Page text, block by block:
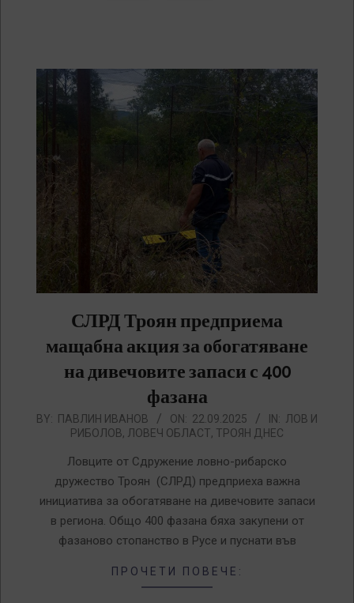
СЛРД Троян предприема
мащабна акция за обогатяване
на дивечовите запаси с 400
фазана
2025-
BY: ПАВЛИН ИВАНОВ ON: 22.09.2025 IN: ЛОВ И
РИБОЛОВ, ЛОВЕЧ ОБЛАСТ, ТРОЯН ДНЕС
Ловците от Сдружение ловно-рибарско
дружество Троян (СЛРД) предприеха важна
инициатива за обогатяване на дивечовите запаси
в региона. Общо 400 фазана бяха закупени от
фазаново стопанство в Русе и пуснати във
ПРОЧЕТИ ПОВЕЧЕ: